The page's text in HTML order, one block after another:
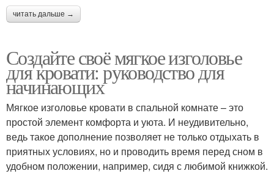
читать дальше →
Создайте своё мягкое изголовье
для кровати: руководство для
начинающих
Мягкое изголовье кровати в спальной комнате – это
простой элемент комфорта и уюта. И неудивительно,
ведь такое дополнение позволяет не только отдыхать в
приятных условиях, но и проводить время перед сном в
удобном положении, например, сидя с любимой книжкой.